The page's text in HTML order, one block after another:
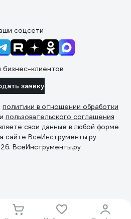
соцсети
бизнес-клиентов
заявку
политики в отношении обработки
и пользовательского соглашения
свои данные в любой форме
сайте ВсеИнструменты.ру
ВсеИнструменты.ру